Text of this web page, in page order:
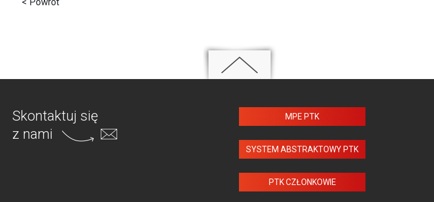
< Powrót
Skontaktuj się
z nami
MPE PTK
SYSTEM ABSTRAKTOWY PTK
PTK CZŁONKOWIE